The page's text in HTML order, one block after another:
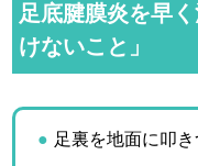
足底腱膜炎を早
けないこと」
足裏を地面に叩